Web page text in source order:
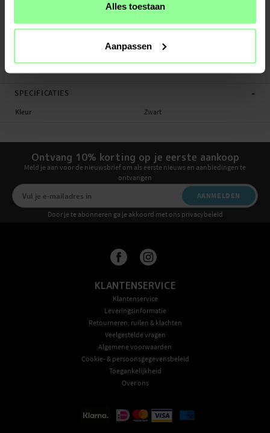
Alles toestaan
Aanpassen
Merk: Gearlock
Mobielhouder Fiets, Universeel
SPECIFICATIES -
Kleur Zwart
Ontvang 10% korting op je eerste aankoop
Meld je aan voor de nieuwsbrief om als eerste nieuws en aanbiedingen te
ontvangen
AANMELDEN
Door je te abonneren ga je akkoord met ons privacybeleid
KLANTENSERVICE
Klantenservice
Leveringsinformatie
Retourneren, ruilen & klachten
Veelgestelde vragen
Algemene voorwaarden
Cookie- & persoonsgegevensbeleid
Toegankelijkheid
Over ons